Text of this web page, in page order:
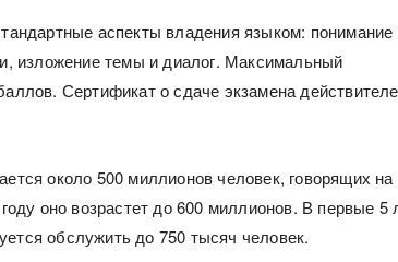
аспекты владения языком: понимание
изложение темы и диалог. Максимальный
Сертификат о сдаче экзамена
около 500 миллионов человек, говорящих на
оно возрастет до 600 миллионов. В первые 5
обслужить до 750 тысяч человек.